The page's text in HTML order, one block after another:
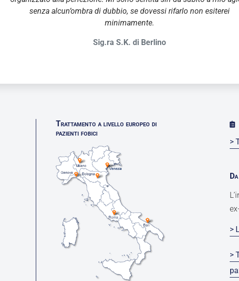
senza alcun’ombra di dubbio, se dovessi rifarlo non esiterei
minimamente.
Sig.ra S.K. di Berlino
Trattamento a livello europeo di
pazienti fobici
>
>
>